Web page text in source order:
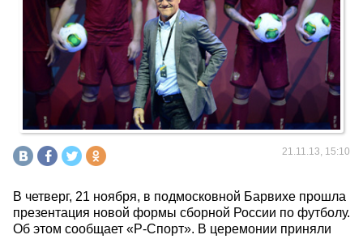
21.11.13, 15:10
В четверг, 21 ноября, в подмосковной Барвихе прошла
презентация новой формы сборной России по футболу.
Об этом сообщает «Р-Спорт». В церемонии приняли